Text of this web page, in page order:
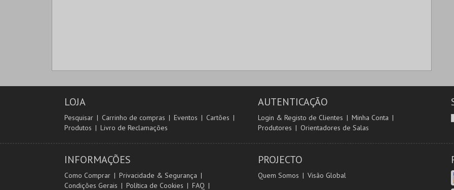
LOJA
Pesquisar Carrinho de compras Eventos
Cartões
Produtos
Livro de Reclamações
AUTENTICAÇÃO
Login & Registo de Clientes
Minha Conta
Produtores
Orientadores de Salas
INFORMAÇÕES
Como Comprar
Privacidade & Segurança
Condições Gerais
Política de Cookies FAQ
PROJECTO
Quem Somos Visão Global